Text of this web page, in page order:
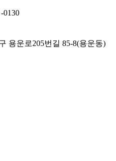
0130
용운로205번길 85-8(용운동)